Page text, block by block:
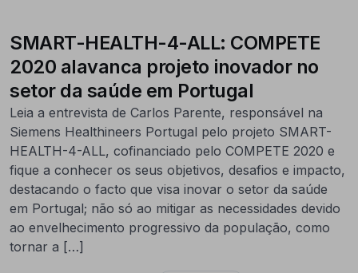
SMART-HEALTH-4-ALL: COMPETE
2020 alavanca projeto inovador no
setor da saúde em Portugal
Leia a entrevista de Carlos Parente, responsável na
Siemens Healthineers Portugal pelo projeto SMART-
HEALTH-4-ALL, cofinanciado pelo COMPETE 2020 e
fique a conhecer os seus objetivos, desafios e impacto,
destacando o facto que visa inovar o setor da saúde
em Portugal; não só ao mitigar as necessidades devido
ao envelhecimento progressivo da população, como
tornar a […]